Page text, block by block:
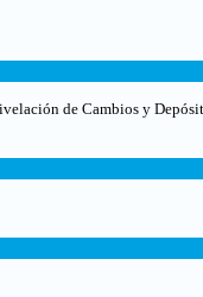
de Cambios y